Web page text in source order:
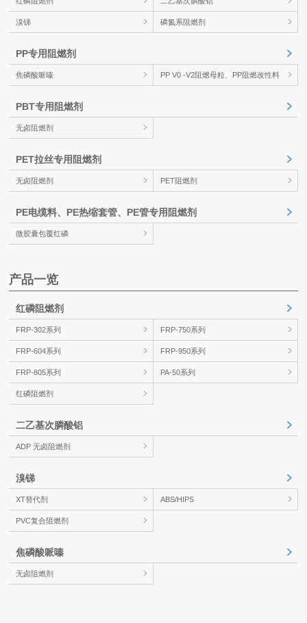
溴锑 磷氮系阻燃剂
PP专用阻燃剂
焦磷酸哌嗪 PP V0 -V2阻燃母粒、PP阻燃改性料
PBT专用阻燃剂
无卤阻燃剂
PET拉丝专用阻燃剂
无卤阻燃剂 PET阻燃剂
PE电缆料、PE热缩套管、PE管专用阻燃剂
微胶囊包覆红磷
产品一览
红磷阻燃剂
FRP-302系列 FRP-750系列
FRP-604系列 FRP-950系列
FRP-805系列 PA-50系列
红磷阻燃剂
二乙基次膦酸铝
ADP 无卤阻燃剂
溴锑
XT替代剂 ABS/HIPS
PVC复合阻燃剂
焦磷酸哌嗪
无卤阻燃剂